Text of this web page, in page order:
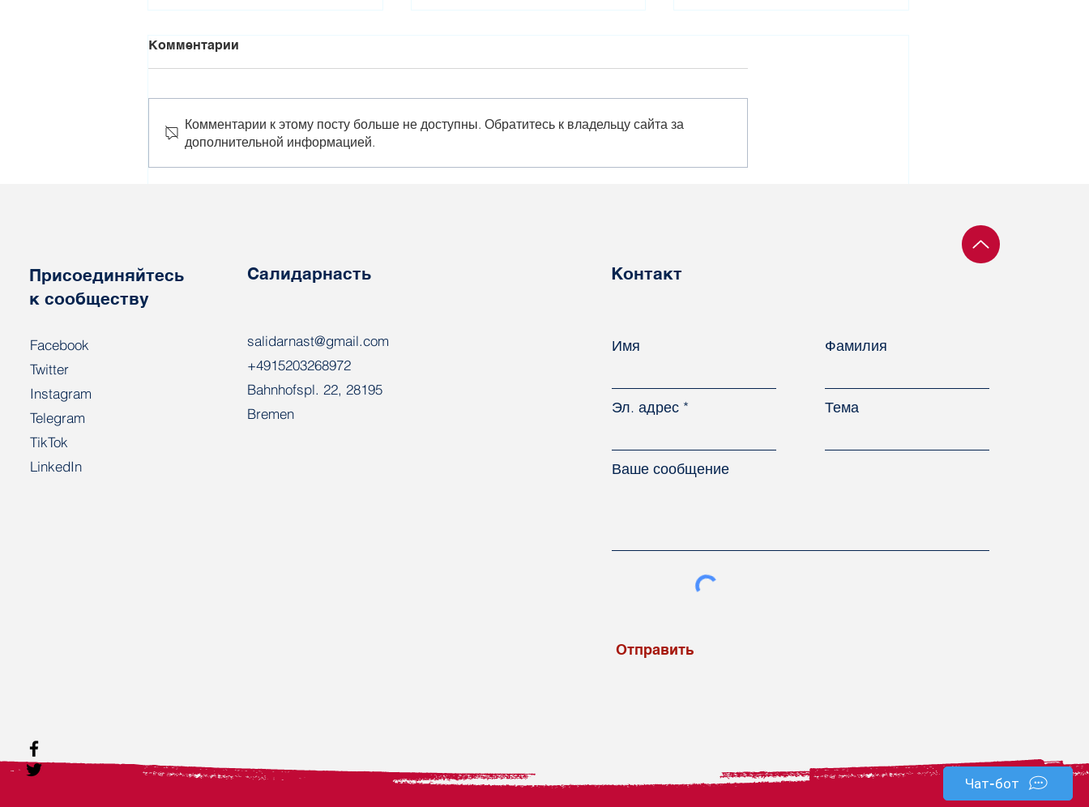
Политзаключенному
На Нафтане
Депутат Бундестага
Комментарии
Комментарии к этому посту больше не доступны. Обратитесь к владельцу сайта за
дополнительной информацией.
Чат-бот
Присоединяйтесь
к сообществу
Facebook
Twitter
Instagram
Telegram
TikTok
LinkedIn
Салидарнасть
salidarnast@gmail.com
+4915203268972
Bahnhofspl. 22, 28195
Bremen
Контакт
Имя
Эл. адрес
Фамилия
Тема
Ваше сообщение
Отправить